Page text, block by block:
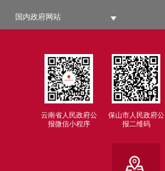
国内政府网站
云南省人民政府公
报微信小程序
保山市人民政府公
报二维码